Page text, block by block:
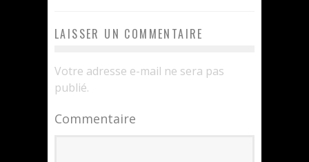
LAISSER UN COMMENTAIRE
Votre adresse e-mail ne sera pas
publié.
Commentaire